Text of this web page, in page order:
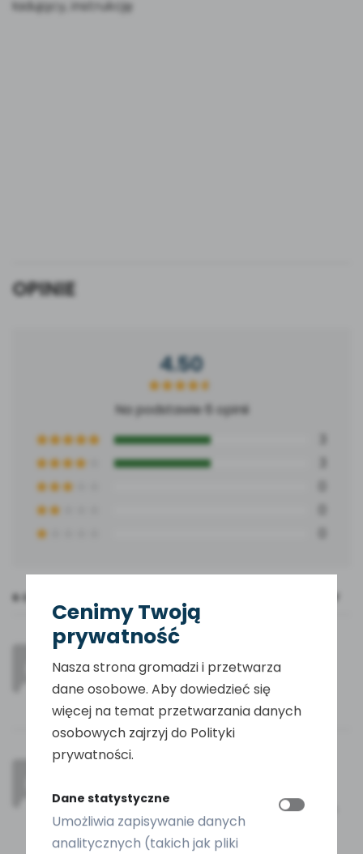
ładujący, instrukcję
4.50
Na podstawie 6 opinii
6 OPINII DLA MEZOTERAPIA BEZIGŁOWA MASAŻER LED/EMS/RF
Marzena– 2 lata temu
świetny masażer
sara– 2 lata temu
Solidna budowa urządzenia. Nie sprawdziłam
jeszcze wszystkich funkcji, ale mam spore
nadzieje co do zabiegów. Zobaczymy 🙂
Cenimy Twoją
prywatność
Nasza strona gromadzi i przetwarza
dane osobowe. Aby dowiedzieć się
więcej na temat przetwarzania danych
osobowych zajrzyj do Polityki
prywatności.
Dane statystyczne
Umożliwia zapisywanie danych
analitycznych (takich jak pliki